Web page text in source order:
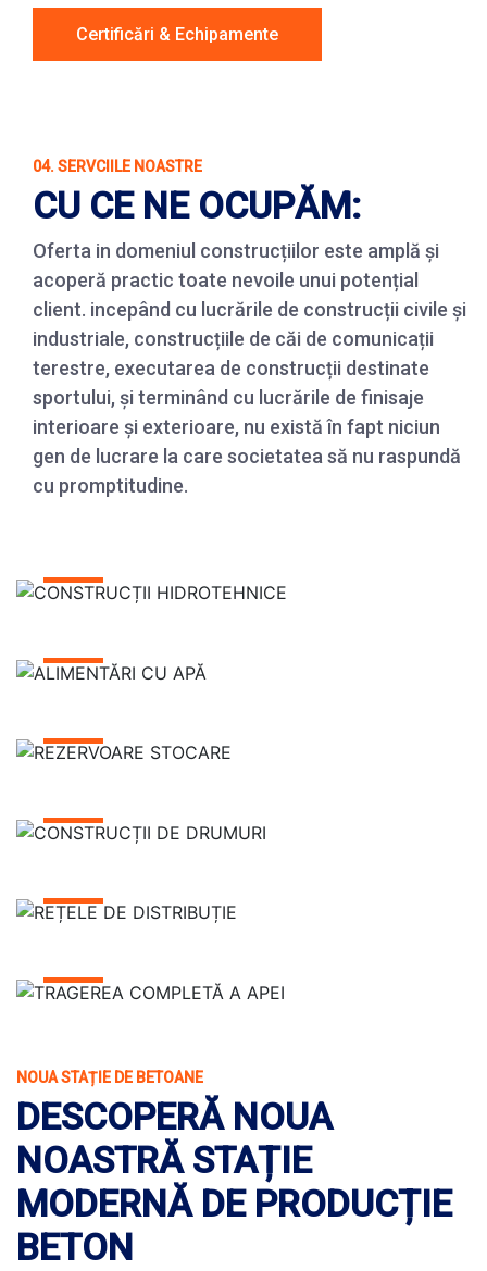
Certificări & Echipamente
04. SERVCIILE NOASTRE
CU CE NE OCUPĂM:
Oferta in domeniul construcțiilor este amplă și
acoperă practic toate nevoile unui potențial
client. incepând cu lucrările de construcții civile și
industriale, construcțiile de căi de comunicații
terestre, executarea de construcții destinate
sportului, și terminând cu lucrările de finisaje
interioare și exterioare, nu există în fapt niciun
gen de lucrare la care societatea să nu raspundă
cu promptitudine.
HIDROTEHNICE
CU APĂ
STOCARE
DE DRUMURI
DISTRIBUȚIE
COMPLETĂ A APEI
NOUA STAȚIE DE BETOANE
DESCOPERĂ NOUA
NOASTRĂ STAȚIE
MODERNĂ DE PRODUCȚIE
BETON